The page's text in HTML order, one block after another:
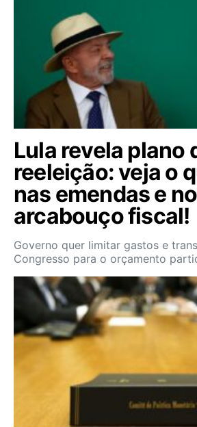
Lula revela plano
reeleição: veja o
nas emendas e no
arcabouço fiscal!
Governo quer limitar gastos e
Congresso para o orçamento